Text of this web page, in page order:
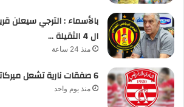
بالأسماء : الترجي سيعلن
ال 4 الثقيلة …
منذ 24 ساعة
6 صفقات نارية تشعل ميركاتو الإفريقي من هم ؟
منذ يوم واحد